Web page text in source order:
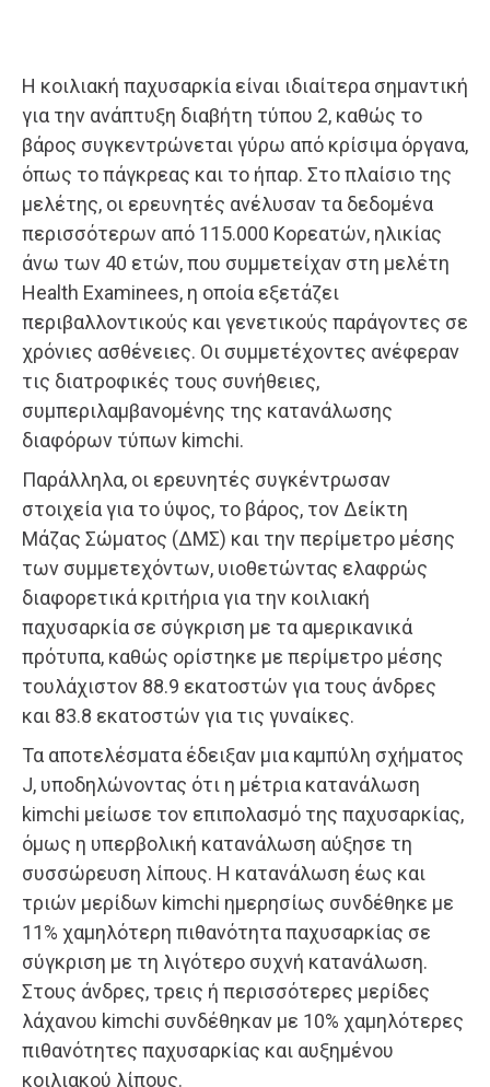
Η κοιλιακή παχυσαρκία είναι ιδιαίτερα σημαντική
για την ανάπτυξη διαβήτη τύπου 2, καθώς το
βάρος συγκεντρώνεται γύρω από κρίσιμα όργανα,
όπως το πάγκρεας και το ήπαρ. Στο πλαίσιο της
μελέτης, οι ερευνητές ανέλυσαν τα δεδομένα
περισσότερων από 115.000 Κορεατών, ηλικίας
άνω των 40 ετών, που συμμετείχαν στη μελέτη
Health Examinees, η οποία εξετάζει
περιβαλλοντικούς και γενετικούς παράγοντες σε
χρόνιες ασθένειες. Οι συμμετέχοντες ανέφεραν
τις διατροφικές τους συνήθειες,
συμπεριλαμβανομένης της κατανάλωσης
διαφόρων τύπων kimchi.
Παράλληλα, οι ερευνητές συγκέντρωσαν
στοιχεία για το ύψος, το βάρος, τον Δείκτη
Μάζας Σώματος (ΔΜΣ) και την περίμετρο μέσης
των συμμετεχόντων, υιοθετώντας ελαφρώς
διαφορετικά κριτήρια για την κοιλιακή
παχυσαρκία σε σύγκριση με τα αμερικανικά
πρότυπα, καθώς ορίστηκε με περίμετρο μέσης
τουλάχιστον 88.9 εκατοστών για τους άνδρες
και 83.8 εκατοστών για τις γυναίκες.
Τα αποτελέσματα έδειξαν μια καμπύλη σχήματος
J, υποδηλώνοντας ότι η μέτρια κατανάλωση
kimchi μείωσε τον επιπολασμό της παχυσαρκίας,
όμως η υπερβολική κατανάλωση αύξησε τη
συσσώρευση λίπους. Η κατανάλωση έως και
τριών μερίδων kimchi ημερησίως συνδέθηκε με
11% χαμηλότερη πιθανότητα παχυσαρκίας σε
σύγκριση με τη λιγότερο συχνή κατανάλωση.
Στους άνδρες, τρεις ή περισσότερες μερίδες
λάχανου kimchi συνδέθηκαν με 10% χαμηλότερες
πιθανότητες παχυσαρκίας και αυξημένου
κοιλιακού λίπους.